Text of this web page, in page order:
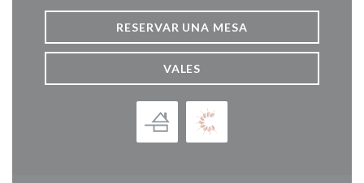
RESERVAR UNA MESA
VALES